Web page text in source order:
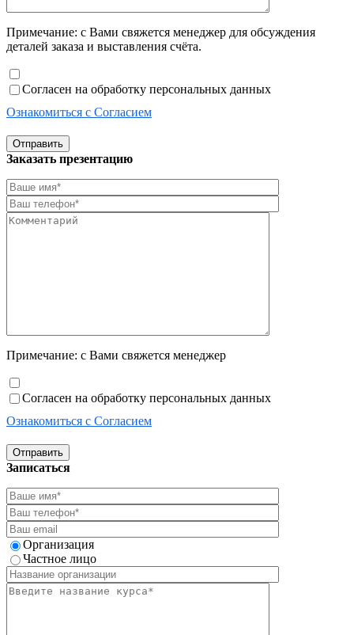
Примечание: с Вами свяжется менеджер для обсуждения
деталей заказа и выставления счёта.
Согласен на обработку персональных данных
Ознакомиться с Согласием
Отправить
Заказать презентацию
Примечание: с Вами свяжется менеджер
Согласен на обработку персональных данных
Ознакомиться с Согласием
Отправить
Записаться
Организация
Частное лицо